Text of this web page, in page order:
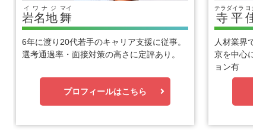
岩名地
イワナジ
舞
マイ
6年に渡り20代若手のキャリア支援に従事。
選考通過率・面接対策の高さに定評あり。
プロフィールはこちら
寺平
テラダイラ
佳
ヨシヒ
人材業界で
京を中心に
ョン有